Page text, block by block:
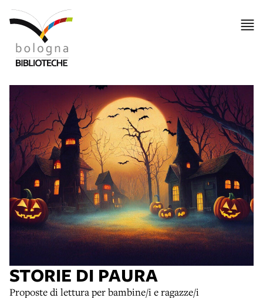
STORIE DI PAURA
Proposte di lettura per bambine/i e ragazze/i